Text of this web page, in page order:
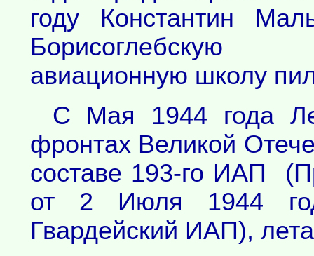
году Константин
авиационную школу
С Мая 1944 года
фронтах Великой
составе 193-го ИАП
от 2 Июля 1944
Гвардейский ИАП),